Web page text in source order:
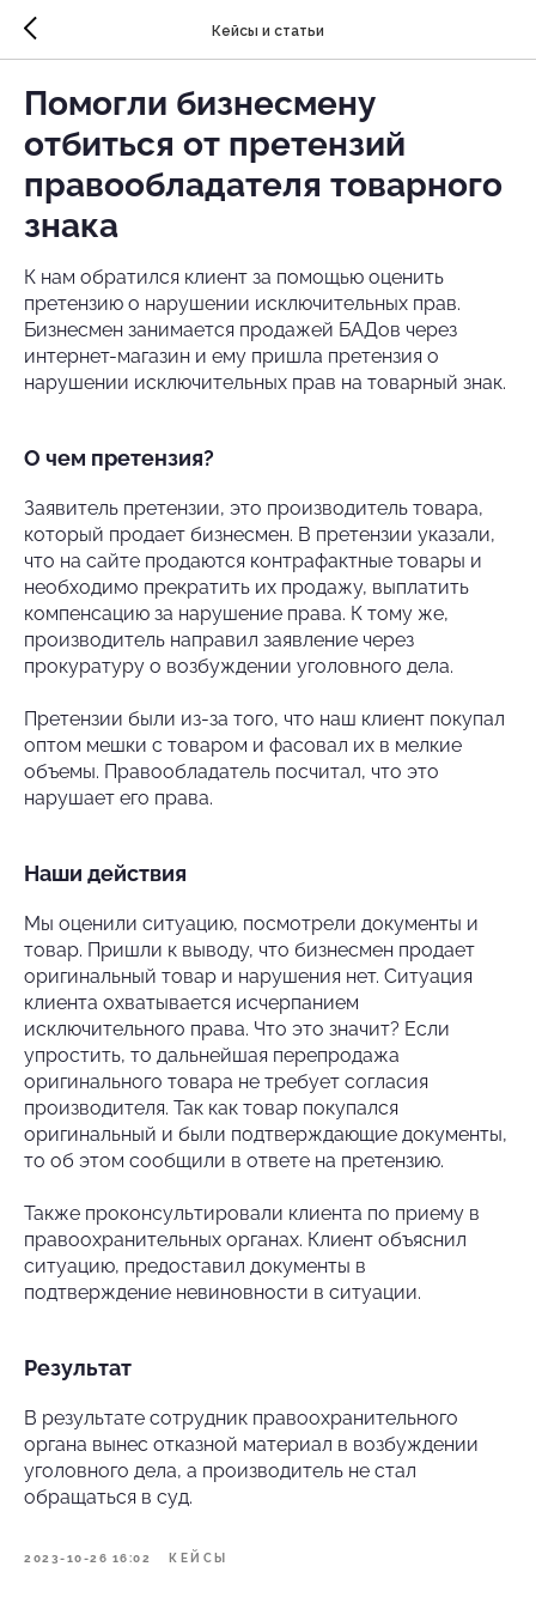
Кейсы и статьи
Помогли бизнесмену
отбиться от претензий
правообладателя товарного
знака
К нам обратился клиент за помощью оценить
претензию о нарушении исключительных прав.
Бизнесмен занимается продажей БАДов через
интернет-магазин и ему пришла претензия о
нарушении исключительных прав на товарный знак.
О чем претензия?
Заявитель претензии, это производитель товара,
который продает бизнесмен. В претензии указали,
что на сайте продаются контрафактные товары и
необходимо прекратить их продажу, выплатить
компенсацию за нарушение права. К тому же,
производитель направил заявление через
прокуратуру о возбуждении уголовного дела.
Претензии были из-за того, что наш клиент покупал
оптом мешки с товаром и фасовал их в мелкие
объемы. Правообладатель посчитал, что это
нарушает его права.
Наши действия
Мы оценили ситуацию, посмотрели документы и
товар. Пришли к выводу, что бизнесмен продает
оригинальный товар и нарушения нет. Ситуация
клиента охватывается исчерпанием
исключительного права. Что это значит? Если
упростить, то дальнейшая перепродажа
оригинального товара не требует согласия
производителя. Так как товар покупался
оригинальный и были подтверждающие документы,
то об этом сообщили в ответе на претензию.
Также проконсультировали клиента по приему в
правоохранительных органах. Клиент объяснил
ситуацию, предоставил документы в
подтверждение невиновности в ситуации.
Результат
В результате сотрудник правоохранительного
органа вынес отказной материал в возбуждении
уголовного дела, а производитель не стал
обращаться в суд.
2023-10-26 16:02 КЕЙСЫ